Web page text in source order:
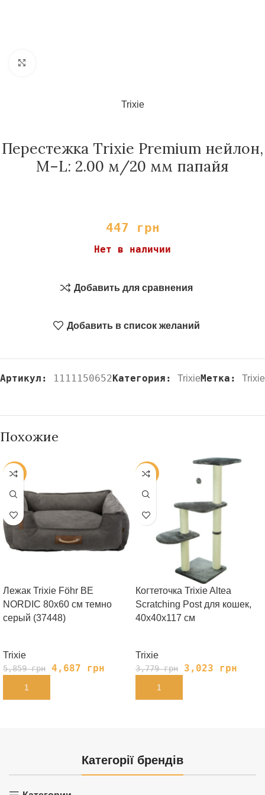
Trixie
Перестежка Trixie Premium нейлон,
M–L: 2.00 м/20 мм папайя
447 грн
Нет в наличии
Добавить для сравнения
Добавить в список желаний
Артикул: 1111150652Категория: TrixieМетка: Trixie
Похожие
-20%
Лежак Trixie Föhr BE
NORDIC 80х60 cм темно
серый (37448)
Trixie
5,859грн 4,687 грн
В КОРЗИНУ
-20%
Когтеточка Trixie Altea
Scratching Post для кошек,
40х40х117 см
Trixie
3,779грн 3,023 грн
В КОРЗИНУ
Категорії брендів